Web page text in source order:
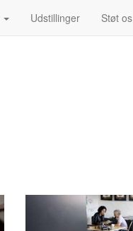
Udstillinger Støt os